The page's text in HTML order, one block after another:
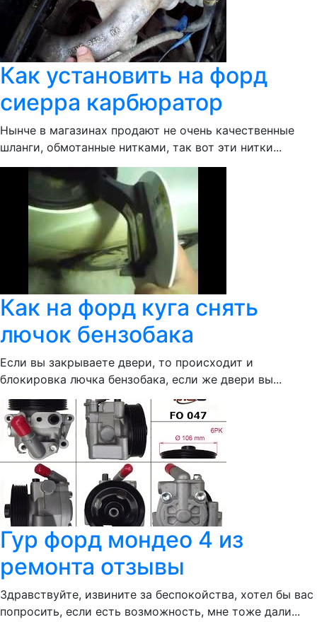
Как установить на форд
сиерра карбюратор
Нынче в магазинах продают не очень качественные
шланги, обмотанные нитками, так вот эти нитки...
Как на форд куга снять
лючок бензобака
Если вы закрываете двери, то происходит и
блокировка лючка бензобака, если же двери вы...
Гур форд мондео 4 из
ремонта отзывы
Здравствуйте, извините за беспокойства, хотел бы вас
попросить, если есть возможность, мне тоже дали...